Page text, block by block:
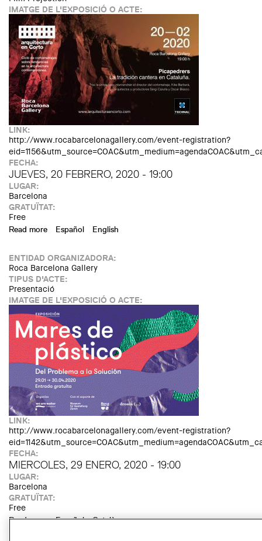
IMATGE DE L'EXPOSICIÓ O ACTE:
LINK:
http://www.rocabarcelonagallery.com/event-registration?
FECHA:
JUEVES, 20 FEBRERO, 2020 - 19:00
LUGAR:
Barcelona
GRATUÏTAT:
Free
Read more about Arquitectura en Curt: Picapedrers, la tradició cantera
Español English
ENTIDAD ORGANIZADORA:
Roca Barcelona Gallery
TIPUS D'ACTE:
Presentació
IMATGE DE L'EXPOSICIÓ O ACTE:
LINK:
http://www.rocabarcelonagallery.com/event-registration?
FECHA:
MIERCOLES, 29 ENERO, 2020 - 19:00
LUGAR:
Barcelona
GRATUÏTAT:
Free
Read moreabout Exhibition Opening "Out to See"
Español Català